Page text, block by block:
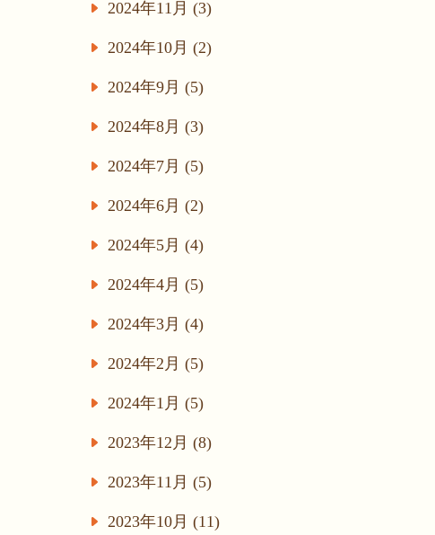
2024年11月 (3)
2024年10月 (2)
2024年9月 (5)
2024年8月 (3)
2024年7月 (5)
2024年6月 (2)
2024年5月 (4)
2024年4月 (5)
2024年3月 (4)
2024年2月 (5)
2024年1月 (5)
2023年12月 (8)
2023年11月 (5)
2023年10月 (11)